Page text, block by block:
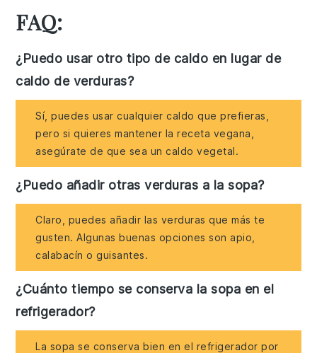
FAQ:
¿Puedo usar otro tipo de caldo en lugar de
caldo de verduras?
Sí, puedes usar cualquier caldo que prefieras,
pero si quieres mantener la receta vegana,
asegúrate de que sea un caldo vegetal.
¿Puedo añadir otras verduras a la sopa?
Claro, puedes añadir las verduras que más te
gusten. Algunas buenas opciones son apio,
calabacín o guisantes.
¿Cuánto tiempo se conserva la sopa en el
refrigerador?
La sopa se conserva bien en el refrigerador por